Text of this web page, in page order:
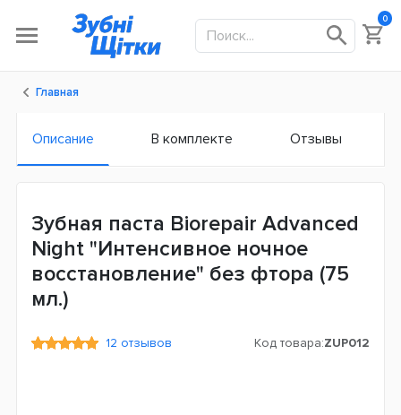
0
Главная
Описание В комплекте Отзывы
Зубная паста Biorepair Advanced
Night "Интенсивное ночное
восстановление" без фтора (75
мл.)
12 отзывов Код товара:ZUP012